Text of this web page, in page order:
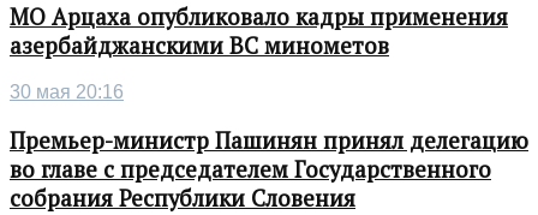
МО Арцаха опубликовало кадры применения
азербайджанскими ВС минометов
30 мая 20:16
Премьер-министр Пашинян принял делегацию
во главе с председателем Государственного
собрания Республики Словения